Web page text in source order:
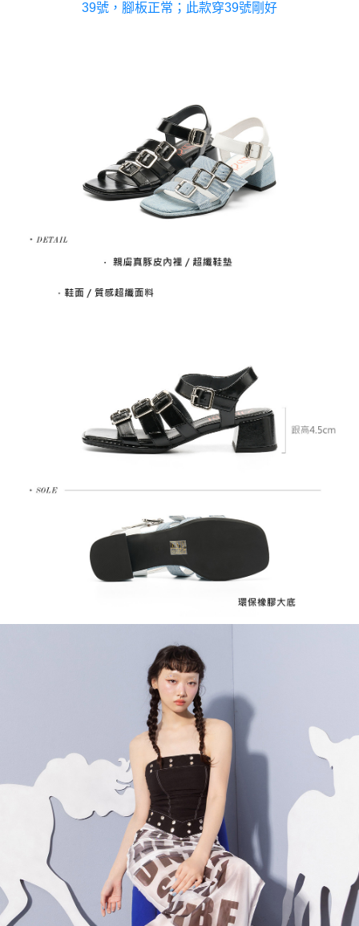
39號，腳板正常；此款穿39號剛好